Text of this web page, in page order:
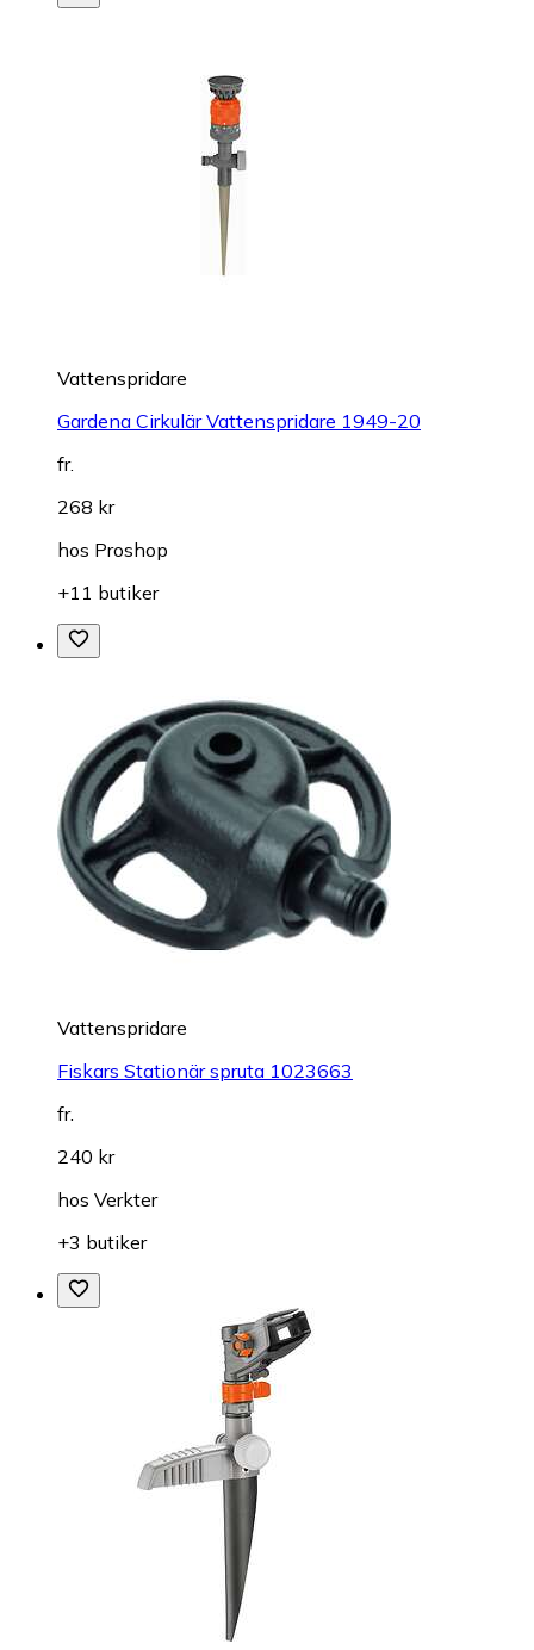
Vattenspridare
Gardena Cirkulär Vattenspridare 1949-20
fr.
268 kr
hos Proshop
+11 butiker
Vattenspridare
Fiskars Stationär spruta 1023663
fr.
240 kr
hos Verkter
+3 butiker